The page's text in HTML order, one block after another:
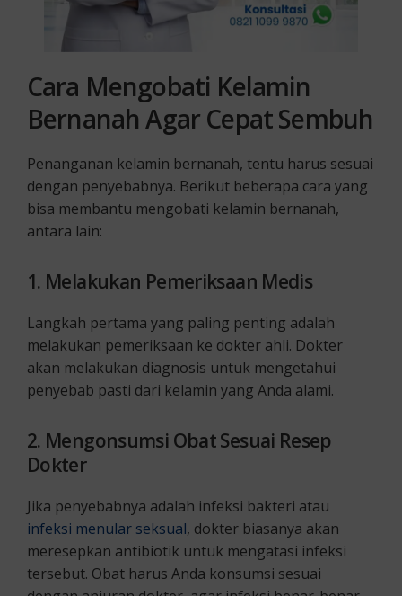
Cara Mengobati Kelamin
Bernanah Agar Cepat Sembuh
Penanganan kelamin bernanah, tentu harus sesuai
dengan penyebabnya. Berikut beberapa cara yang
bisa membantu mengobati kelamin bernanah,
antara lain:
1. Melakukan Pemeriksaan Medis
Langkah pertama yang paling penting adalah
melakukan pemeriksaan ke dokter ahli. Dokter
akan melakukan diagnosis untuk mengetahui
penyebab pasti dari kelamin yang Anda alami.
2. Mengonsumsi Obat Sesuai Resep
Dokter
Jika penyebabnya adalah infeksi bakteri atau
infeksi menular seksual, dokter biasanya akan
meresepkan antibiotik untuk mengatasi infeksi
tersebut. Obat harus Anda konsumsi sesuai